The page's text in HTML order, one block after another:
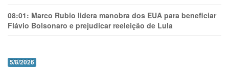
08:01: Marco Rubio lidera manobra dos EUA para beneficiar
Flávio Bolsonaro e prejudicar reeleição de Lula
5/8/2026